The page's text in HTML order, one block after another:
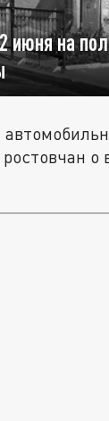
июня на
о